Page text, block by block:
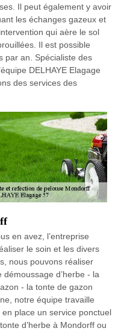
Il peut également y avoir
les échanges gazeux et
qui aère le sol
Il est possible
par an. Spécialiste des
DELHAYE Elagage
des services des
en avez, l’entreprise
le soin et les divers
nous pouvons réaliser
d’herbe - la
- la tonte de gazon
notre équipe travaille
place un service ponctuel
d’herbe à Mondorff ou